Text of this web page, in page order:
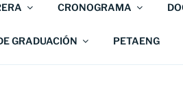
CRONOGRAMA
GRADUACIÓN PETAENG